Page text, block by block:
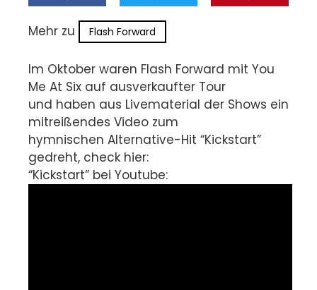
Mehr zu Flash Forward
Im Oktober waren Flash Forward mit You
Me At Six auf ausverkaufter Tour
und haben aus Livematerial der Shows ein
mitreißendes Video zum
hymnischen Alternative-Hit “Kickstart”
gedreht, check hier:
“Kickstart” bei Youtube: